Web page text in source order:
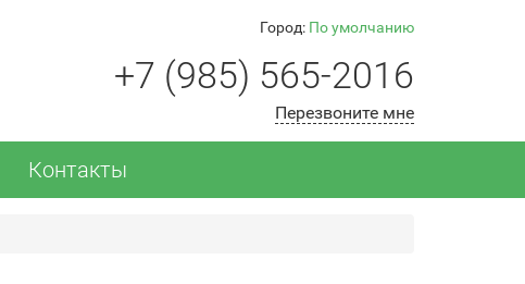
Город: По умолчанию
+7 (985) 565-2016
Перезвоните мне
Контакты